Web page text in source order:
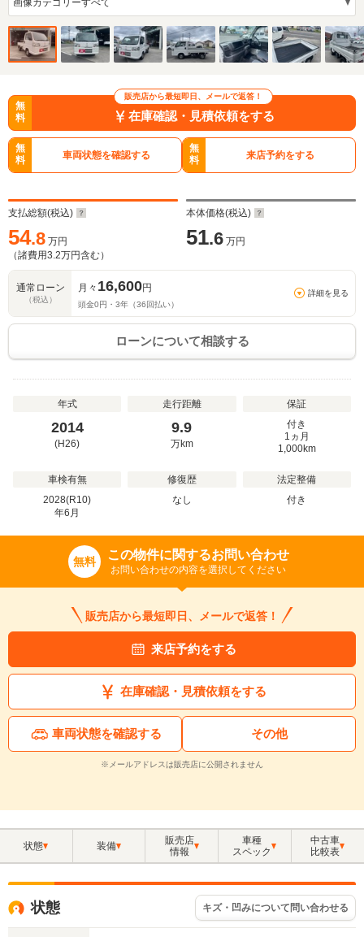
販売店から最短即日、メールで返答！
無
料
在庫確認・見積依頼をする
無
料
車両状態を確認する
無
料
来店予約をする
支払総額(税込)
54.8 万円
（諸費用3.2万円含む）
本体価格(税込)
51.6 万円
通常ローン
（税込）
月々 16,600円
頭金0円・ 3年（36 回払い）
詳細を見る
ローンについて相談する
年式
2014
(H26)
走行距離
9.9
万km
保証
付き
1ヵ月
1,000km
車検有無
2028(R10)
年6 月
修復歴
なし
法定整備
付き
無料 この物件に関するお問い合わせ
お問い合わせの内容を選択してください
販売店から最短即日、メールで返答！
来店予約をする
在庫確認・見積依頼をする
車両状態を確認する その他
※メールアドレスは販売店に公開されません
状態 装備
販売店
情報
車種
スペック
中古車
比較表
状態 キズ・凹みについて問い合わせる